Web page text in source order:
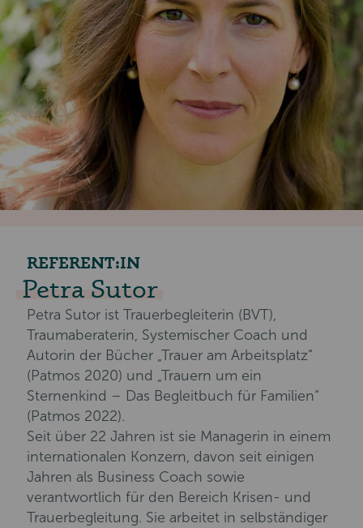
REFERENT:IN
Petra Sutor
Petra Sutor ist Trauerbegleiterin (BVT),
Traumaberaterin, Systemischer Coach und
Autorin der Bücher „Trauer am Arbeitsplatz“
(Patmos 2020) und „Trauern um ein
Sternenkind – Das Begleitbuch für Familien“
(Patmos 2022).
Seit über 22 Jahren ist sie Managerin in einem
internationalen Konzern, davon seit einigen
Jahren als Business Coach sowie
verantwortlich für den Bereich Krisen- und
Trauerbegleitung. Sie arbeitet in selbständiger